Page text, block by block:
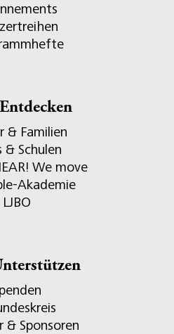
& Familien
& Schulen
We move
Akademie
LJBO
& Sponsoren